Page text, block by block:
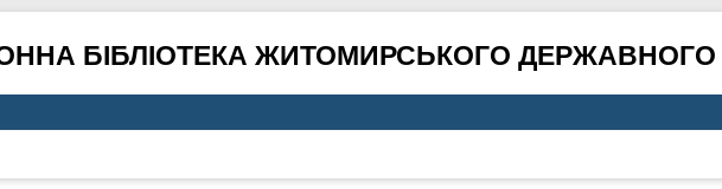
БІБЛІОТЕКА ЖИТОМИРСЬКОГО ДЕРЖАВНОГО